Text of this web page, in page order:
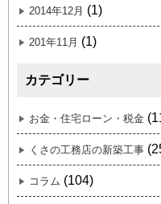
2014年12月 (1)
201年11月 (1)
カテゴリー
お金・住宅ローン・税金
くさの工務店の新築工事
コラム (104)